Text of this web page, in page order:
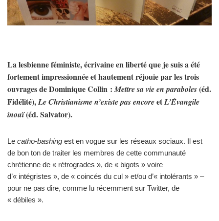
La lesbienne féministe, écrivaine en liberté que je suis a été
fortement impressionnée et hautement réjouie par les trois
ouvrages de Dominique Collin :Mettre sa vie en paraboles(éd.
Fidélité),Le Christianisme n’existe pas encoreetL’Évangile
inouï(éd. Salvator).
Le catho-bashing est en vogue sur les réseaux sociaux. Il est
de bon ton de traiter les membres de cette communauté
chrétienne de « rétrogrades », de « bigots » voire
d’« intégristes », de « coincés du cul » et/ou d’« intolérants » –
pour ne pas dire, comme lu récemment sur Twitter, de
« débiles ».